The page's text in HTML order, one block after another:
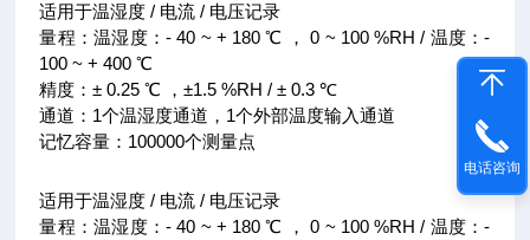
适用于温湿度 / 电流 / 电压记录
量程：温湿度：- 40 ~ + 180 ℃ ， 0 ~ 100 %RH / 温度：-
100 ~ + 400 ℃
精度：± 0.25 ℃ ，±1.5 %RH / ± 0.3 ℃
通道：1个温湿度通道，1个外部温度输入通道
记忆容量：100000个测量点
适用于温湿度 / 电流 / 电压记录
量程：温湿度：- 40 ~ + 180 ℃ ， 0 ~ 100 %RH / 温度：-
电话咨询